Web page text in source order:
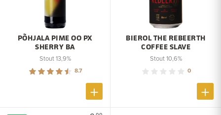
PÕHJALA PIME OO PX
SHERRY BA
Stout 13,9%
8.7
BIEROL THE REBEERTH
COFFEE SLAVE
Stout 10,6%
0